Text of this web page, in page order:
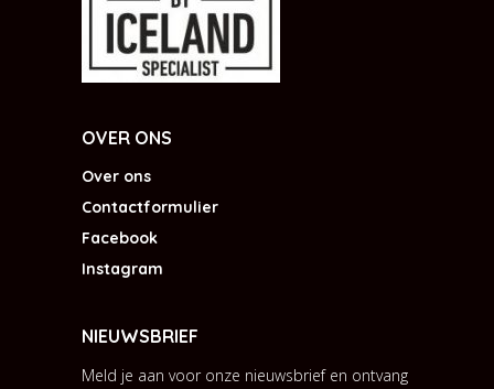
OVER ONS
Over ons
Contactformulier
Facebook
Instagram
NIEUWSBRIEF
Meld je aan voor onze nieuwsbrief en ontvang